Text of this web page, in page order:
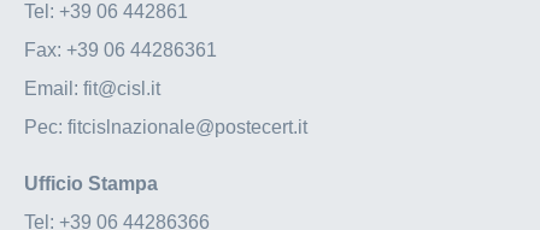
Tel: +39 06 442861
Fax: +39 06 44286361
Email: fit@cisl.it
Pec: fitcislnazionale@postecert.it
Ufficio Stampa
Tel: +39 06 44286366